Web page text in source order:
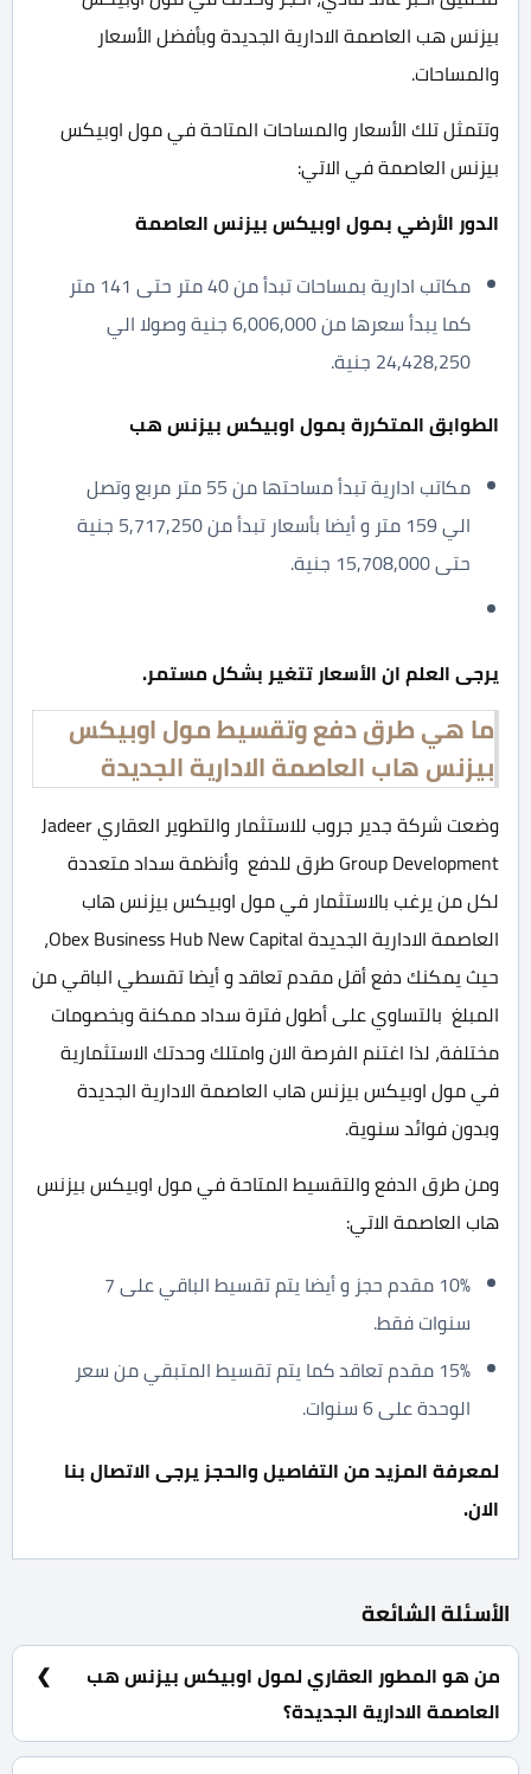
بيزنس هب العاصمة الادارية الجديدة وبأفضل الأسعار
والمساحات.
وتتمثل تلك الأسعار والمساحات المتاحة في مول اوبيكس
بيزنس العاصمة في الاتي:
الدور الأرضي بمول اوبيكس بيزنس العاصمة
مكاتب ادارية بمساحات تبدأ من 40 متر حتى 141 متر
كما يبدأ سعرها من 6,006,000 جنية وصولا الي
24,428,250 جنية.
الطوابق المتكررة بمول اوبيكس بيزنس هب
مكاتب ادارية تبدأ مساحتها من 55 متر مربع وتصل
الي 159 متر و أيضا بأسعار تبدأ من 5,717,250 جنية
حتى 15,708,000 جنية.
يرجى العلم ان الأسعار تتغير بشكل مستمر.
ما هي طرق دفع وتقسيط مول اوبيكس
بيزنس هاب العاصمة الادارية الجديدة
وضعت شركة جدير جروب للاستثمار والتطوير العقاري Jadeer
Group Development طرق للدفع وأنظمة سداد متعددة
لكل من يرغب بالاستثمار في مول اوبيكس بيزنس هاب
العاصمة الادارية الجديدة Obex Business Hub New Capital،
حيث يمكنك دفع أقل مقدم تعاقد و أيضا تقسطي الباقي من
المبلغ بالتساوي على أطول فترة سداد ممكنة وبخصومات
مختلفة، لذا اغتنم الفرصة الان وامتلك وحدتك الاستثمارية
في مول اوبيكس بيزنس هاب العاصمة الادارية الجديدة
وبدون فوائد سنوية.
ومن طرق الدفع والتقسيط المتاحة في مول اوبيكس بيزنس
هاب العاصمة الاتي:
10% مقدم حجز و أيضا يتم تقسيط الباقي على 7
سنوات فقط.
15% مقدم تعاقد كما يتم تقسيط المتبقي من سعر
الوحدة على 6 سنوات.
لمعرفة المزيد من التفاصيل والحجز يرجى الاتصال بنا
الان.
الأسئلة الشائعة
من هو المطور العقاري لمول اوبيكس بيزنس هب
العاصمة الادارية الجديدة؟
شركة جدير جروب للتطوير العقاري Jadeer Group